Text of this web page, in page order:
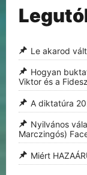
Le akarod
Hogyan
Viktor és a
A diktatúra
Nyilvános
Marczingós)
Miért